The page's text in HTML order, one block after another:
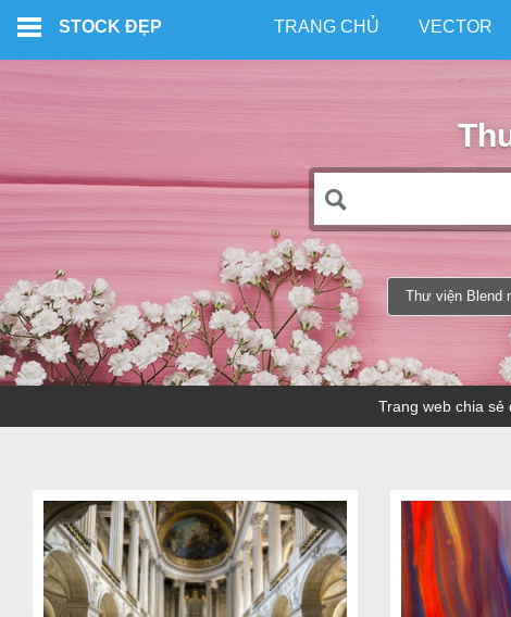
STOCK ĐẸP TRANG CHỦ VECTOR
Thư viện Blend
Trang web chia sẻ